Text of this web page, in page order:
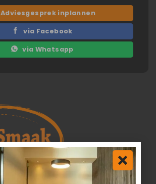
Adviesgesprek inplannen
via Facebook
via Whatsapp